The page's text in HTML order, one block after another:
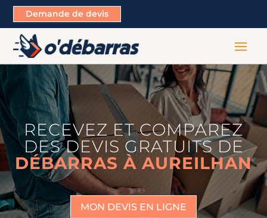
Demande de devis
RECEVEZ ET COMPAREZ
DES DEVIS GRATUITS DE
DÉBARRAS À AUREILHAN
MON DEVIS EN LIGNE